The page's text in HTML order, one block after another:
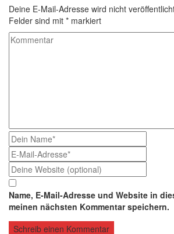
Deine E-Mail-Adresse wird nicht
Felder sind mit * markiert
Name, E-Mail-Adresse und Website in
meinen nächsten Kommentar speichern.